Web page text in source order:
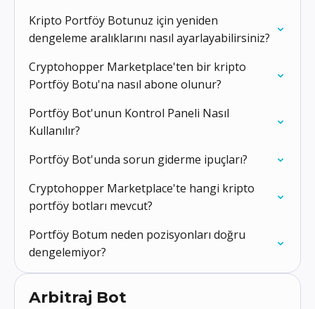
Kripto Portföy Botunuz için yeniden
dengeleme aralıklarını nasıl ayarlayabilirsiniz?
Cryptohopper Marketplace'ten bir kripto
Portföy Botu'na nasıl abone olunur?
Portföy Bot'unun Kontrol Paneli Nasıl
Kullanılır?
Portföy Bot'unda sorun giderme ipuçları?
Cryptohopper Marketplace'te hangi kripto
portföy botları mevcut?
Portföy Botum neden pozisyonları doğru
dengelemiyor?
Arbitraj Bot